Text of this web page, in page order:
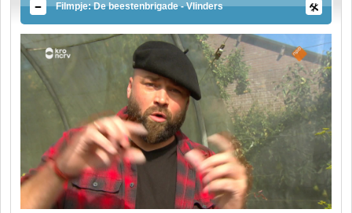
Filmpje: De beestenbrigade - Vlinders